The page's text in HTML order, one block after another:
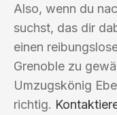
Also, wenn du
suchst, das dir
einen
Grenoble zu
Umzugskönig
richtig.